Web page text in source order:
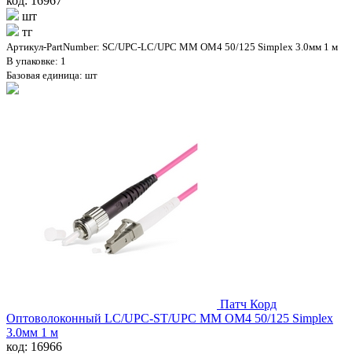
шт
тг
Артикул-PartNumber: SC/UPC-LC/UPC MM OM4 50/125 Simplex 3.0мм 1 м
В упаковке: 1
Базовая единица: шт
Патч Корд
Оптоволоконный LC/UPC-ST/UPC MM OM4 50/125 Simplex
3.0мм 1 м
код: 16966